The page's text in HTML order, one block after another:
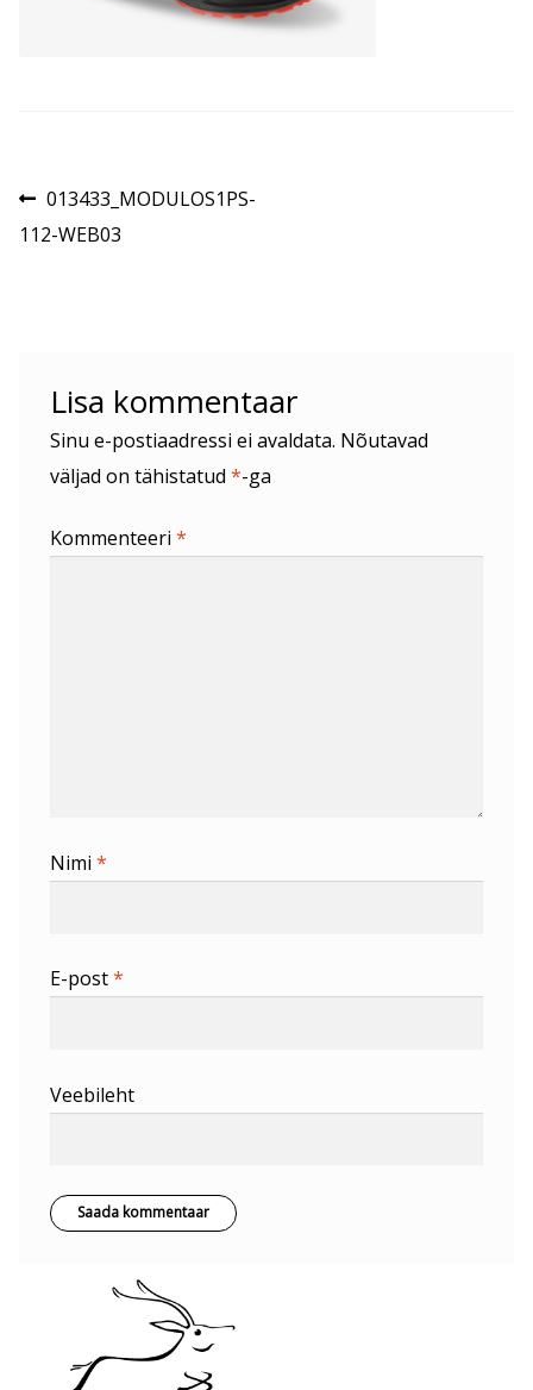
Navigeerimine
Eelmine
postitus:
013433_MODULOS1PS-
112-WEB03
Lisa kommentaar
Sinu e-postiaadressi ei avaldata. Nõutavad
väljad on tähistatud *-ga
Kommenteeri *
Nimi *
E-post*
Veebileht